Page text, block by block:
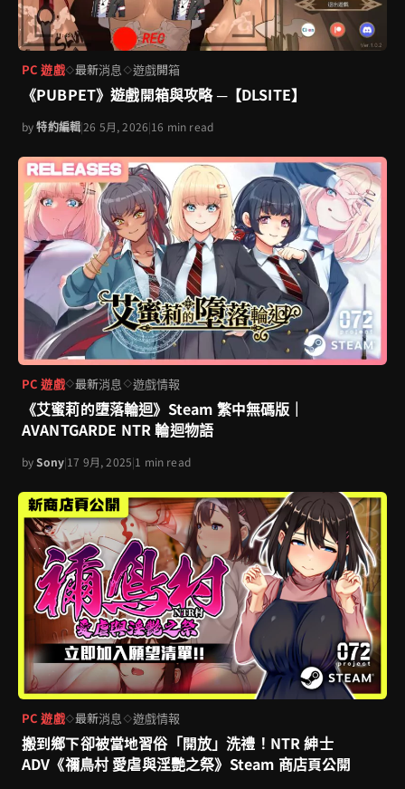
PC 遊戲◇最新消息 ◇遊戲開箱
《PUBPET》遊戲開箱與攻略 ─【DLSITE】
by特約編輯|26 5月, 2026|16 min read
PC 遊戲◇最新消息 ◇遊戲情報
《艾蜜莉的墮落輪迴》Steam 繁中無碼版｜
AVANTGARDE NTR 輪迴物語
bySony|17 9月, 2025|1 min read
PC 遊戲◇最新消息 ◇遊戲情報
搬到鄉下卻被當地習俗「開放」洗禮！NTR 紳士
ADV《禰鳥村 愛虐與淫艷之祭》Steam 商店頁公開